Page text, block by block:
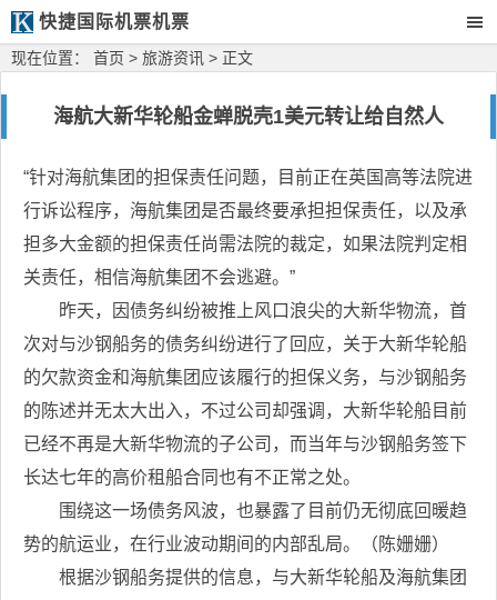
快捷国际机票机票
现在位置： 首页 > 旅游资讯 > 正文
海航大新华轮船金蝉脱壳1美元转让给自然人
“针对海航集团的担保责任问题，目前正在英国高等法院进
行诉讼程序，海航集团是否最终要承担担保责任，以及承
担多大金额的担保责任尚需法院的裁定，如果法院判定相
关责任，相信海航集团不会逃避。”
昨天，因债务纠纷被推上风口浪尖的大新华物流，首
次对与沙钢船务的债务纠纷进行了回应，关于大新华轮船
的欠款资金和海航集团应该履行的担保义务，与沙钢船务
的陈述并无太大出入，不过公司却强调，大新华轮船目前
已经不再是大新华物流的子公司，而当年与沙钢船务签下
长达七年的高价租船合同也有不正常之处。
围绕这一场债务风波，也暴露了目前仍无彻底回暖趋
势的航运业，在行业波动期间的内部乱局。（陈姗姗）
根据沙钢船务提供的信息，与大新华轮船及海航集团